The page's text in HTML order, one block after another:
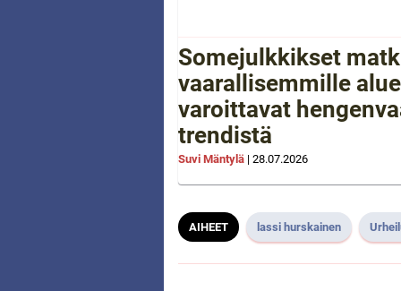
Somejulkkikset
vaarallisemmille
varoittavat
trendistä
Suvi Mäntylä | 28.07.2026
AIHEET lassi hurskainen